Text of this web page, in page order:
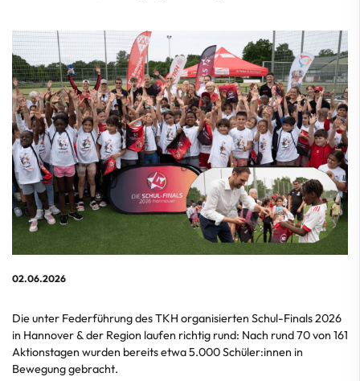
02.06.2026
Die unter Federführung des TKH organisierten Schul-Finals 2026
in Hannover & der Region laufen richtig rund: Nach rund 70 von 161
Aktionstagen wurden bereits etwa 5.000 Schüler:innen in
Bewegung gebracht.